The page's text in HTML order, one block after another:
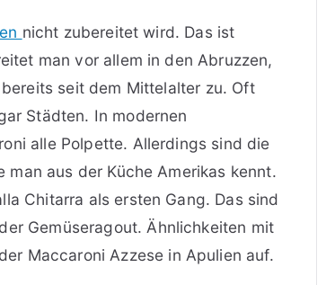
nicht zubereitet wird. Das ist
man vor allem in den Abruzzen,
seit dem Mittelalter zu. Oft
Städten. In modernen
alle Polpette. Allerdings sind die
aus der Küche Amerikas kennt.
Chitarra als ersten Gang. Das sind
Gemüseragout. Ähnlichkeiten mit
Maccaroni Azzese in Apulien auf.